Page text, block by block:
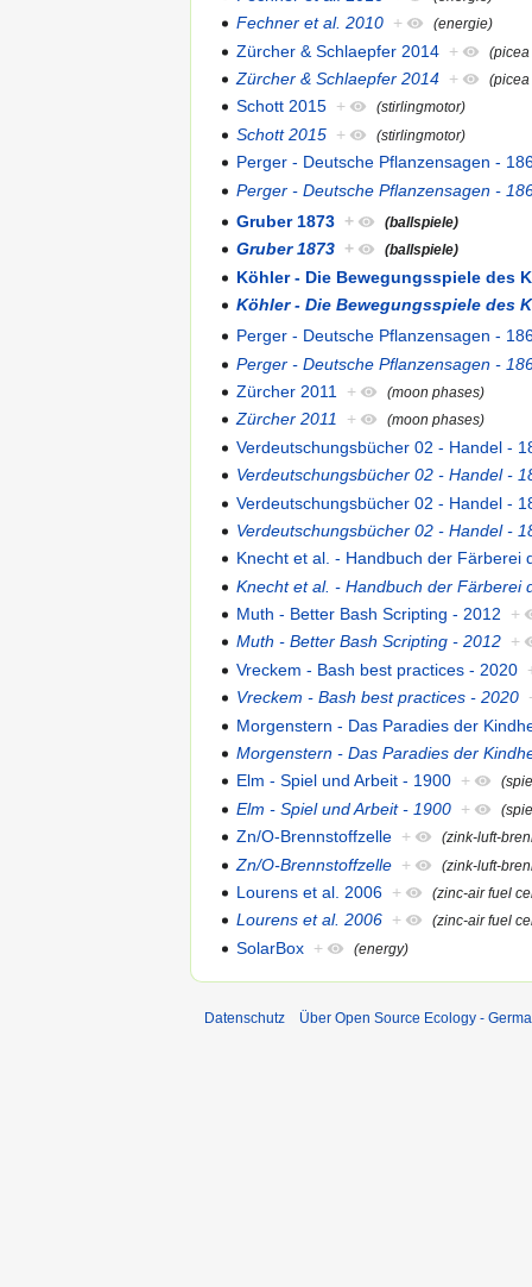
Fechner et al. 2010 + (energie)
Zürcher & Schlaepfer 2014 +
Zürcher & Schlaepfer 2014 +
Schott 2015 + (stirlingmotor)
Schott 2015 + (stirlingmotor)
Perger - Deutsche Pflanzensagen -
Perger - Deutsche Pflanzensagen -
Gruber 1873 + (ballspiele)
Gruber 1873 + (ballspiele)
Köhler - Die Bewegungsspiele des
Köhler - Die Bewegungsspiele des
Perger - Deutsche Pflanzensagen -
Perger - Deutsche Pflanzensagen -
Zürcher 2011
+ (moon phases)
Zürcher 2011 + (moon phases)
Verdeutschungsbücher 02 - Handel -
Verdeutschungsbücher 02 - Handel -
Verdeutschungsbücher 02 - Handel -
Verdeutschungsbücher 02 - Handel -
Knecht et al. - Handbuch der Färberei
Knecht et al. - Handbuch der Färberei
Muth - Better Bash Scripting - 2012
+
Muth - Better Bash Scripting - 2012 +
Vreckem - Bash best practices - 2020
Vreckem - Bash best practices - 2020
Morgenstern - Das Paradies der
Morgenstern - Das Paradies der
Elm - Spiel und Arbeit - 1900 +
Elm - Spiel und Arbeit - 1900 +
Zn/O-Brennstoffzelle + (zink-luft-
Zn/O-Brennstoffzelle + (zink-luft-
Lourens et al. 2006 + (zinc-air fuel
Lourens et al. 2006 + (zinc-air fuel
SolarBox + (energy)
Datenschutz Über Open Source Ecology -